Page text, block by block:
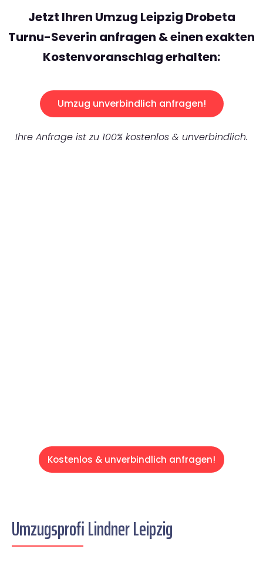
Jetzt Ihren Umzug Leipzig Drobeta
Turnu-Severin anfragen & einen exakten
Kostenvoranschlag erhalten:
Umzug unverbindlich anfragen!
Ihre Anfrage ist zu 100% kostenlos & unverbindlich.
Kostenlos & unverbindlich anfragen!
Umzugsprofi Lindner Leipzig